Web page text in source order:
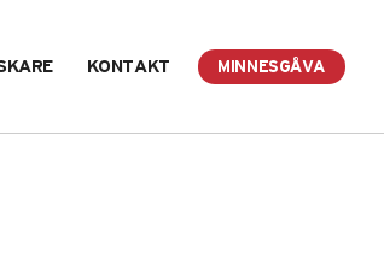
KONTAKT MINNESGÅVA